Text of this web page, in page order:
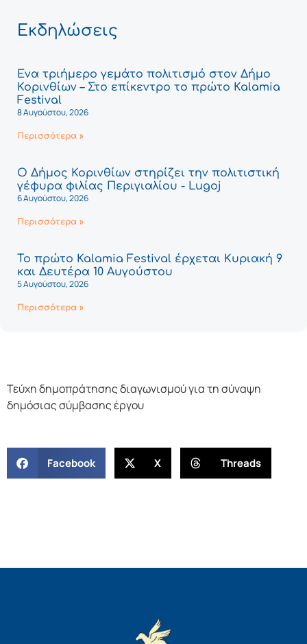
Εκδηλώσεις
Ένα τριήμερο γεμάτο πολιτισμό στον Δήμο
Κορινθίων – Στο επίκεντρο το πρώτο Kalamia
Festival
8 Αυγούστου, 2026
Περισσότερα »
Ο Δήμος Κορινθίων στηρίζει την πολιτιστική
γέφυρα φιλίας Περιγιαλίου - Lugoj
6 Αυγούστου, 2026
Περισσότερα »
Το πρώτο Kalamia Festival έρχεται Κυριακή 9
και Δευτέρα 10 Αυγούστου
5 Αυγούστου, 2026
Περισσότερα »
Τεύχη δημοπράτησης διαγωνισμού για τη σύναψη
δημόσιας σύμβασης έργου
Facebook X Threads